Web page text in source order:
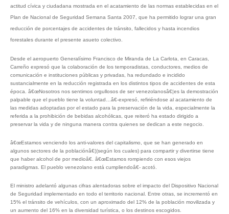
actitud cívica y ciudadana mostrada en el acatamiento de las normas establecidas en el
Plan de Nacional de Seguridad Semana Santa 2007, que ha permitido lograr una gran
reducción de porcentajes de accidentes de tránsito, fallecidos y hasta incendios
forestales durante el presente asueto colectivo.
Desde el aeropuerto Generalísimo Francisco de Miranda de La Carlota, en Caracas,
Carreño expresó que la colaboración de los temporadistas, conductores, medios de
comunicación e instituciones públicas y privadas, ha redundado e incidido
sustancialmente en la reducción registrada en los distintos tipos de accidentes de esta
época. â€œNosotros nos sentimos orgullosos de ser venezolanosâ€¦es la demostración
palpable que el pueblo tiene la voluntad…â€-expresó, refiriéndose al acatamiento de
las medidas adoptadas por el estado para la preservación de la vida, especialmente la
referida a la prohibición de bebidas alcohólicas, que reiteró ha estado dirigido a
preservar la vida y de ninguna manera contra quienes se dedican a este negocio.
â€œEstamos venciendo los anti-valores del capitalismo, que se han generado en
algunos sectores de la poblaciónâ€¦(según los cuales) para compartir y divertirse tiene
que haber alcohol de por medioâ€. â€œEstamos rompiendo con esos viejos
paradigmas. El pueblo venezolano está cumpliendoâ€- acotó.
El ministro adelantó algunas cifras alentadoras sobre el impacto del Dispositivo Nacional
de Seguridad implementado en todo el territorio nacional. Entre otras, se incrementó en
15% el tránsito de vehículos, con un aproximado del 12% de la población movilizada y
un aumento del 16% en la diversidad turística, o los destinos escogidos.